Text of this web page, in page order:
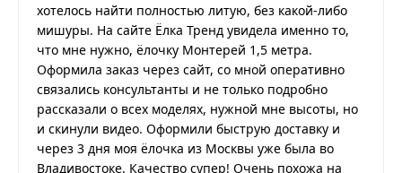
хотелось найти полностью литую, без какой-либо
мишуры. На сайте Ёлка Тренд увидела именно то,
что мне нужно, ёлочку Монтерей 1,5 метра.
Оформила заказ через сайт, со мной оперативно
связались консультанты и не только подробно
рассказали о всех моделях, нужной мне высоты, но
и скинули видео. Оформили быструю доставку и
через 3 дня моя ёлочка из Москвы уже была во
Владивостоке. Качество супер! Очень похожа на